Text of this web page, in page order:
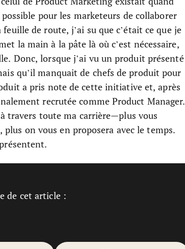
pour les marketeurs de collaborer
de route, j’ai su que c’était ce que je
la main à la pâte là où c’est nécessaire,
Donc, lorsque j’ai vu un produit présenté
qu’il manquait de chefs de produit pour
a pris note de cette initiative et, après
recrutée comme Product Manager.
travers toute ma carrière—plus vous
on vous en proposera avec le temps.
de cet article :